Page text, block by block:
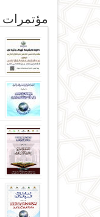
مؤتمرات